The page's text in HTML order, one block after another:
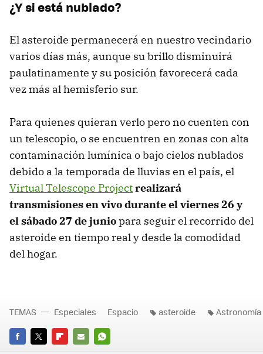
¿Y si está nublado?
El asteroide permanecerá en nuestro vecindario
varios días más, aunque su brillo disminuirá
paulatinamente y su posición favorecerá cada
vez más al hemisferio sur.
Para quienes quieran verlo pero no cuenten con
un telescopio, o se encuentren en zonas con alta
contaminación lumínica o bajo cielos nublados
debido a la temporada de lluvias en el país, el
Virtual Telescope Projectrealizará
transmisiones en vivo durante el viernes 26 y
el sábado 27 de juniopara seguir el recorrido del
asteroide en tiempo real y desde la comodidad
del hogar.
TEMAS Especiales Espacio asteroide Astronomía